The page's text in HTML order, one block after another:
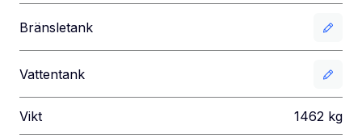
Bränsletank
Vattentank
Vikt 1462 kg